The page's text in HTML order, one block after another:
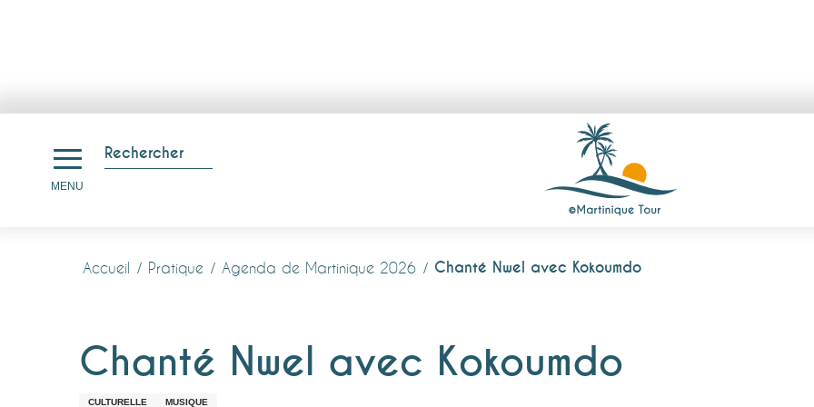
principal
Rechercher
MENU
Accueil Pratique Agenda de Martinique 2026 Chanté Nwel avec Kokoumdo
Chanté Nwel avec Kokoumdo
CULTURELLE MUSIQUE